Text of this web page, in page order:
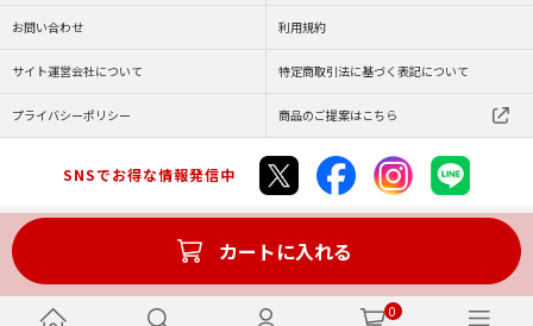
0
カートに入れる
お問い合わせ 利用規約
サイト運営会社について 特定商取引法に基づく表記について
プライバシーポリシー 商品のご提案はこちら
SNSでお得な情報発信中